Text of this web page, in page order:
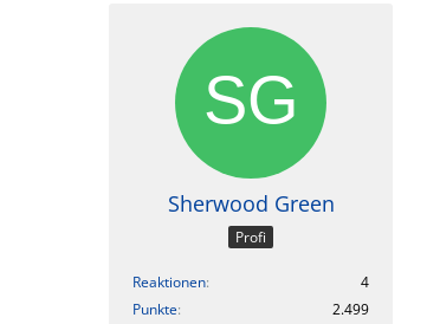
Sherwood Green
Profi
Reaktionen
4
Punkte
2.499